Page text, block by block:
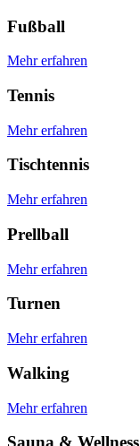
Fußball
Mehr erfahren
Tennis
Mehr erfahren
Tischtennis
Mehr erfahren
Prellball
Mehr erfahren
Turnen
Mehr erfahren
Walking
Mehr erfahren
Sauna & Wellness